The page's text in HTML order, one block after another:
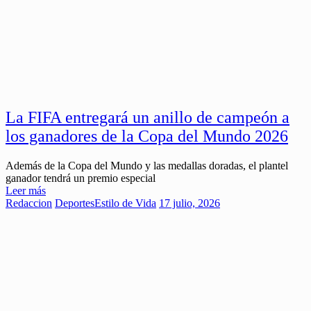
La FIFA entregará un anillo de campeón a
los ganadores de la Copa del Mundo 2026
Además de la Copa del Mundo y las medallas doradas, el plantel
ganador tendrá un premio especial
Leer más
Redaccion DeportesEstilo de Vida 17 julio, 2026